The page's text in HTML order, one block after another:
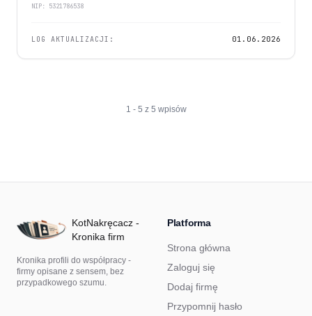
NIP: 5321786538
LOG AKTUALIZACJI: 01.06.2026
1 - 5 z 5 wpisów
KotNakręcacz -
Kronika firm
Kronika profili do współpracy -
firmy opisane z sensem, bez
przypadkowego szumu.
Platforma
Strona główna
Zaloguj się
Dodaj firmę
Przypomnij hasło